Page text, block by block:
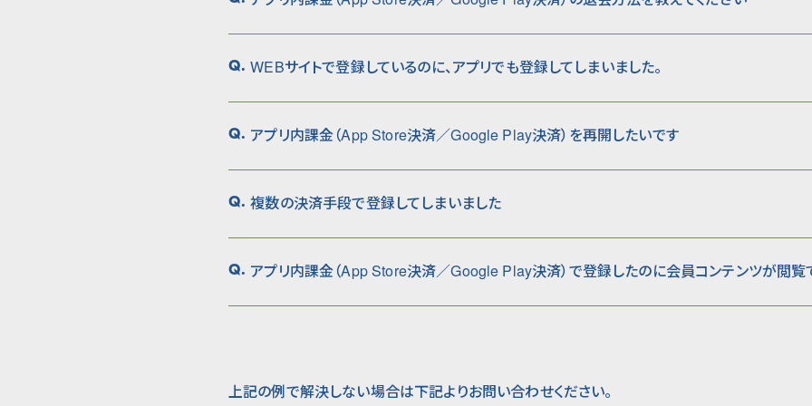
Q. WEBサイトで登録しているのに、アプリでも登録してしまいました。
Q. アプリ内課金（App Store決済／Google Play決済）を再開したいです
Q. 複数の決済手段で登録してしまいました
Q. アプリ内課金（App Store決済／Google Play決済）で登録したのに会員コンテンツが閲覧
上記の例で解決しない場合は下記よりお問い合わせください。